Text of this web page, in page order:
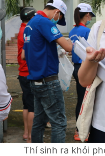
Thí sinh ra khỏi